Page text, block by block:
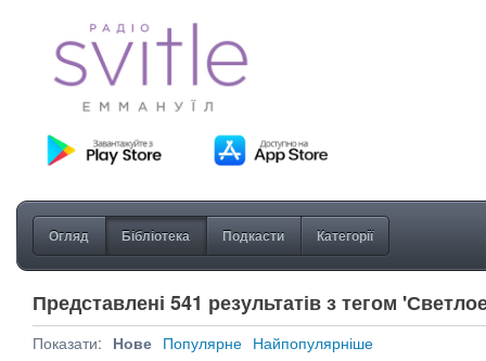
Огляд Бібліотека Подкасти Категорії
Представлені 541 результатів з тегом
Показати: Нове Популярне Найпопулярніше